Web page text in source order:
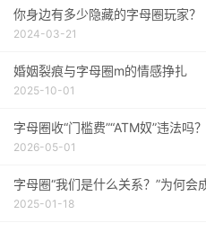
你身边有多少隐藏的字母圈玩家？
2024-03-21
婚姻裂痕与字母圈m的情感挣扎
2025-10-01
字母圈收“门槛费”“ATM奴”违法吗？
2026-05-01
字母圈“我们是什么关系？”为何会
2025-01-18